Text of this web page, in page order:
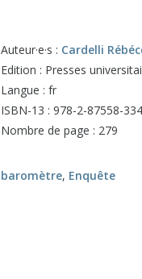
Auteur·e·s : Cardelli
Edition : Presses
Langue : fr
ISBN-13 : 978-2-87558-
Nombre de page : 279
baromètre, Enquête